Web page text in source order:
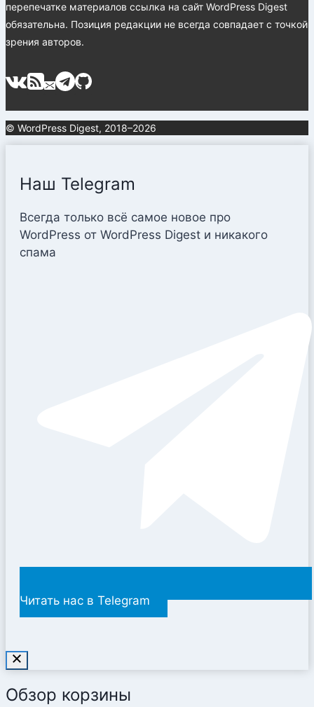
перепечатке материалов ссылка на сайт WordPress Digest
обязательна. Позиция редакции не всегда совпадает с точкой
зрения авторов.
© WordPress Digest, 2018–2026
Наш Telegram
Всегда только всё самое новое про
WordPress от WordPress Digest и никакого
спама
Читать нас в Telegram
Обзор корзины